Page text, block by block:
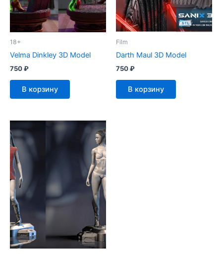
18+
Velma Dinkley 3D Model
750₽
В корзину
Film
Darth Maul 3D Model
750₽
В корзину